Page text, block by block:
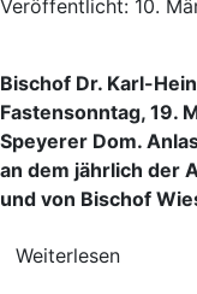
Veröffentlicht: 10.
Bischof Dr. Karl-
Fastensonntag, 19.
Speyerer Dom.
an dem jährlich der
und von Bischof
Weiterlesen